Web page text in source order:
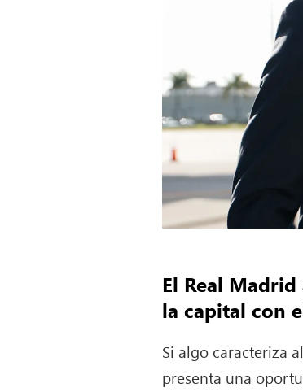
El Real
la capital con
Si algo caracteriza
presenta una